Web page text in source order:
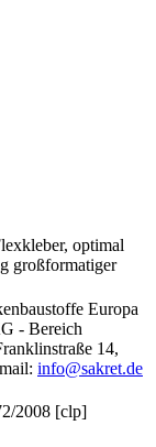
optimal
großformatiger
Europa
- Bereich
14,
info@sakret.de
2008 [clp]